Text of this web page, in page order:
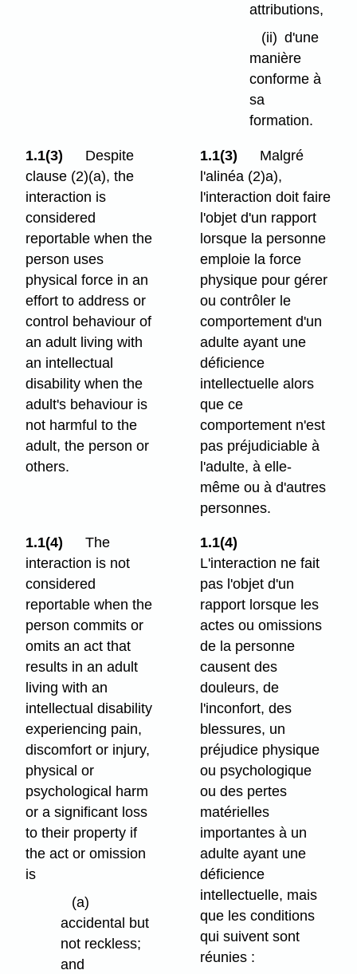
attributions,
(ii) d'une
manière
conforme à
sa
formation.
1.1(3)
Despite
clause (2)⁠(a), the
interaction is
considered
reportable when the
person uses
physical force in an
effort to address or
control behaviour of
an adult living with
an intellectual
disability when the
adult's behaviour is
not harmful to the
adult, the person or
others.
1.1(3)
Malgré
l'alinéa (2)a),
l'interaction doit faire
l'objet d'un rapport
lorsque la personne
emploie la force
physique pour gérer
ou contrôler le
comportement d'un
adulte ayant une
déficience
intellectuelle alors
que ce
comportement n'est
pas préjudiciable à
l'adulte, à elle-
même ou à d'autres
personnes.
1.1(4)
The
interaction is not
considered
reportable when the
person commits or
omits an act that
results in an adult
living with an
intellectual disability
experiencing pain,
discomfort or injury,
physical or
psychological harm
or a significant loss
to their property if
the act or omission
is
(a)
accidental but
not reckless;
and
1.1(4)
L'interaction ne fait
pas l'objet d'un
rapport lorsque les
actes ou omissions
de la personne
causent des
douleurs, de
l'inconfort, des
blessures, un
préjudice physique
ou psychologique
ou des pertes
matérielles
importantes à un
adulte ayant une
déficience
intellectuelle, mais
que les conditions
qui suivent sont
réunies :